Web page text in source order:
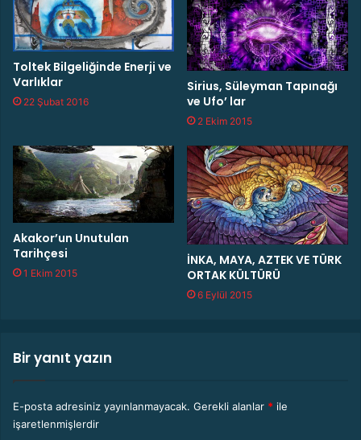
I
Y
D
I
!
D
ü
n
y
a
D
ı
G
e
n
e
t
i
k
y
e
r
Toltek Bilgeliğinde Enerji ve
Varlıklar
22 Şubat 2016
Sirius, Süleyman Tapınağı
ve Ufo’ lar
2 Ekim 2015
Akakor’un Unutulan
Tarihçesi
1 Ekim 2015
İNKA, MAYA, AZTEK VE TÜRK
ORTAK KÜLTÜRÜ
6 Eylül 2015
Bir yanıt yazın
E-posta adresiniz yayınlanmayacak. Gerekli alanlar * ile
işaretlenmişlerdir